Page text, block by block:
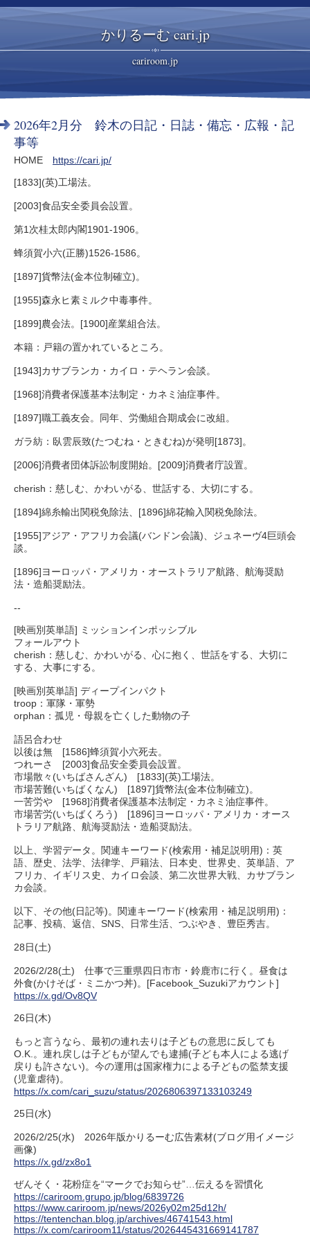
かりるーむ cari.jp
cariroom.jp
2026年2月分 鈴木の日記・日誌・備忘・広報・記
事等
HOME https://cari.jp/
[1833](英)工場法。
[2003]食品安全委員会設置。
第1次桂太郎内閣1901-1906。
蜂須賀小六(正勝)1526-1586。
[1897]貨幣法(金本位制確立)。
[1955]森永ヒ素ミルク中毒事件。
[1899]農会法。[1900]産業組合法。
本籍：戸籍の置かれているところ。
[1943]カサブランカ・カイロ・テヘラン会談。
[1968]消費者保護基本法制定・カネミ油症事件。
[1897]職工義友会。同年、労働組合期成会に改組。
ガラ紡：臥雲辰致(たつむね・ときむね)が発明[1873]。
[2006]消費者団体訴訟制度開始。[2009]消費者庁設置。
cherish：慈しむ、かわいがる、世話する、大切にする。
[1894]綿糸輸出関税免除法、[1896]綿花輸入関税免除法。
[1955]アジア・アフリカ会議(バンドン会議)、ジュネーヴ4巨頭会
談。
[1896]ヨーロッパ・アメリカ・オーストラリア航路、航海奨励
法・造船奨励法。
--
[映画別英単語] ミッションインポッシブル
フォールアウト
cherish：慈しむ、かわいがる、心に抱く、世話をする、大切に
する、大事にする。
[映画別英単語] ディープインパクト
troop：軍隊・軍勢
orphan：孤児・母親を亡くした動物の子
語呂合わせ
以後は無 [1586]蜂須賀小六死去。
つれーさ [2003]食品安全委員会設置。
市場散々(いちばさんざん) [1833](英)工場法。
市場苦難(いちばくなん) [1897]貨幣法(金本位制確立)。
一苦労や [1968]消費者保護基本法制定・カネミ油症事件。
市場苦労(いちばくろう) [1896]ヨーロッパ・アメリカ・オース
トラリア航路、航海奨励法・造船奨励法。
以上、学習データ。関連キーワード(検索用・補足説明用)：英
語、歴史、法学、法律学、戸籍法、日本史、世界史、英単語、ア
フリカ、イギリス史、カイロ会談、第二次世界大戦、カサブラン
カ会談。
以下、その他(日記等)。関連キーワード(検索用・補足説明用)：
記事、投稿、返信、SNS、日常生活、つぶやき、豊臣秀吉。
28日(土)
2026/2/28(土) 仕事で三重県四日市市・鈴鹿市に行く。昼食は
外食(かけそば・ミニかつ丼)。[Facebook_Suzukiアカウント]
https://x.gd/Ov8QV
26日(木)
もっと言うなら、最初の連れ去りは子どもの意思に反しても
O.K.。連れ戻しは子どもが望んでも逮捕(子ども本人による逃げ
戻りも許さない)。今の運用は国家権力による子どもの監禁支援
(児童虐待)。
https://x.com/cari_suzu/status/2026806397133103249
25日(水)
2026/2/25(水) 2026年版かりるーむ広告素材(ブログ用イメージ
画像)
https://x.gd/zx8o1
ぜんそく・花粉症を“マークでお知らせ”…伝えるを習慣化
https://cariroom.grupo.jp/blog/6839726
https://www.cariroom.jp/news/2026y02m25d12h/
https://tentenchan.blog.jp/archives/46741543.html
https://x.com/cariroom11/status/2026445431669141787